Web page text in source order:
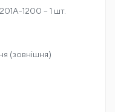
1200 – 1 шт.
(зовнішня)